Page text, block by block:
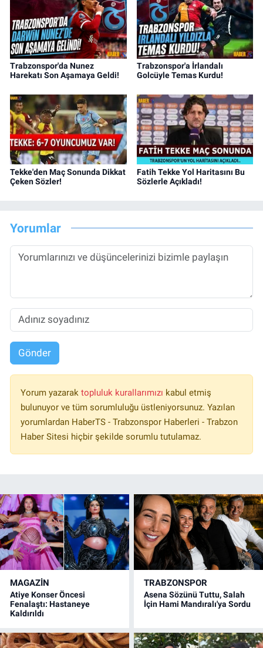
Trabzonspor'da Nunez
Harekatı Son Aşamaya Geldi!
Trabzonspor'a İrlandalı
Golcüyle Temas Kurdu!
Tekke'den Maç Sonunda Dikkat
Çeken Sözler!
Fatih Tekke Yol Haritasını Bu
Sözlerle Açıkladı!
Yorumlar
Gönder
Yorum yazarak topluluk kurallarımızı kabul etmiş
bulunuyor ve tüm sorumluluğu üstleniyorsunuz. Yazılan
yorumlardan HaberTS - Trabzonspor Haberleri - Trabzon
Haber Sitesi hiçbir şekilde sorumlu tutulamaz.
MAGAZİN
Atiye Konser Öncesi
Fenalaştı: Hastaneye
Kaldırıldı
TRABZONSPOR
Asena Sözünü Tuttu, Salah
İçin Hami Mandıralı'ya Sordu